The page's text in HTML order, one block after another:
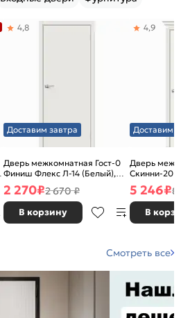
Доставим завтра
Дверь межкомнатная Гост-0
Финиш Флекс Л-14 (Белый),
глухая, каркасно-щитовая
4,8
2 270₽2 670 ₽
В корзину
Доставим
Дверь
Скинни-20
декора,
без кромки,
4,9
5 246₽8
В
Смотреть все